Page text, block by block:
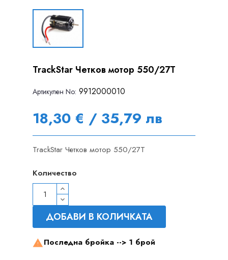
TrackStar Четков мотор 550/27T
Артикулен Nо: 9912000010
18,30 € / 35,79 лв
TrackStar Четков мотор 550/27T
Количество
ДОБАВИ В КОЛИЧКАТА
 Последна бройка --> 1 брой